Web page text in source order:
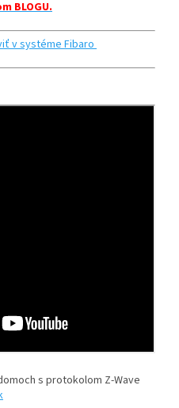
BLOGU.
v systéme Fibaro
s protokolom Z-Wave